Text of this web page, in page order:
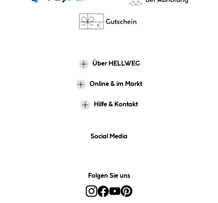
Über HELLWEG
Online & im Markt
Hilfe & Kontakt
Social Media
Folgen Sie uns